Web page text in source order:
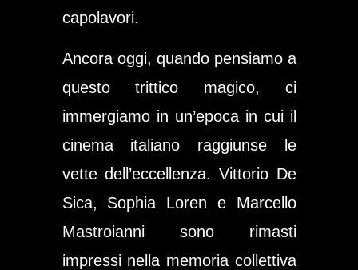
capolavori.
Ancora oggi, quando pensiamo a
questo trittico magico, ci
immergiamo in un’epoca in cui il
cinema italiano raggiunse le
vette dell’eccellenza. Vittorio De
Sica, Sophia Loren e Marcello
Mastroianni sono rimasti
impressi nella memoria collettiva